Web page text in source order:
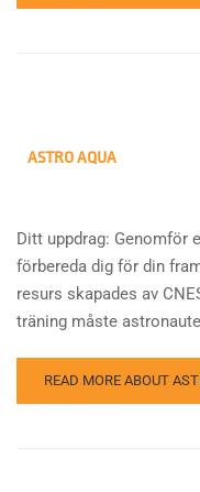
ASTRO AQUA
Ditt uppdrag: Genomför
förbereda dig för din
resurs skapades av
träning måste
READ MORE ABOUT